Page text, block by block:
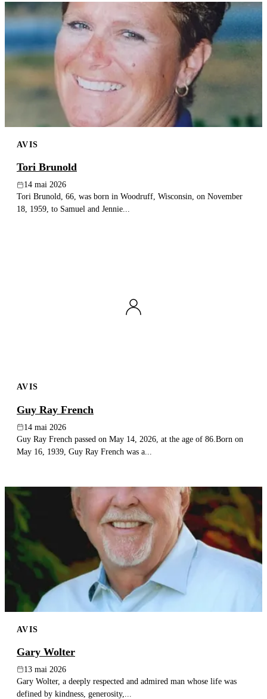
AVIS
Tori Brunold
14 mai 2026
Tori Brunold, 66, was born in Woodruff, Wisconsin, on November
18, 1959, to Samuel and Jennie...
AVIS
Guy Ray French
14 mai 2026
Guy Ray French passed on May 14, 2026, at the age of 86.Born on
May 16, 1939, Guy Ray French was a...
AVIS
Gary Wolter
13 mai 2026
Gary Wolter, a deeply respected and admired man whose life was
defined by kindness, generosity,...